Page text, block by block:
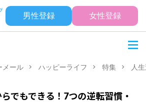
男性登録 女性登録
メール ハッピーライフ 特集 人
でもできる！7つの逆転習慣・